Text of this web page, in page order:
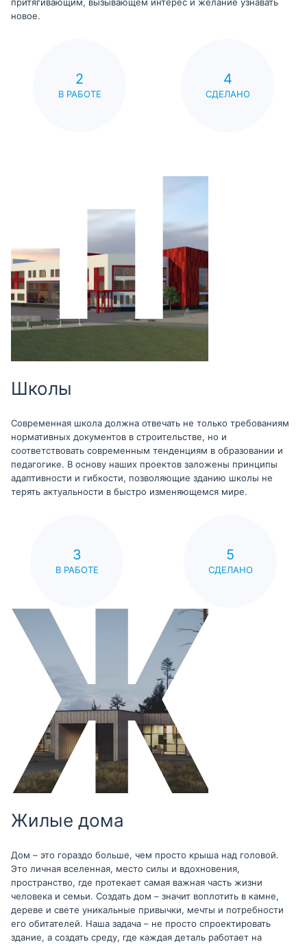
притягивающим, вызывающем интерес и желание узнавать
новое.
2
В РАБОТЕ
4
СДЕЛАНО
Школы
Современная школа должна отвечать не только требованиям
нормативных документов в строительстве, но и
соответствовать современным тенденциям в образовании и
педагогике. В основу наших проектов заложены принципы
адаптивности и гибкости, позволяющие зданию школы не
терять актуальности в быстро изменяющемся мире.
3
В РАБОТЕ
5
СДЕЛАНО
Жилые дома
Дом – это гораздо больше, чем просто крыша над головой.
Это личная вселенная, место силы и вдохновения,
пространство, где протекает самая важная часть жизни
человека и семьи. Создать дом – значит воплотить в камне,
дереве и свете уникальные привычки, мечты и потребности
его обитателей. Наша задача – не просто спроектировать
здание, а создать среду, где каждая деталь работает на